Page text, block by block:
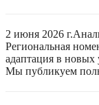
2 июня 2026 г.
Региональная
адаптация в новых
Мы публикуем